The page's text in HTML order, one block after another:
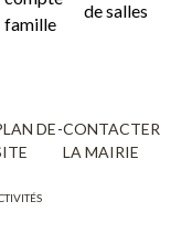
famille
de salles
DE-CONTACTER
LA MAIRIE